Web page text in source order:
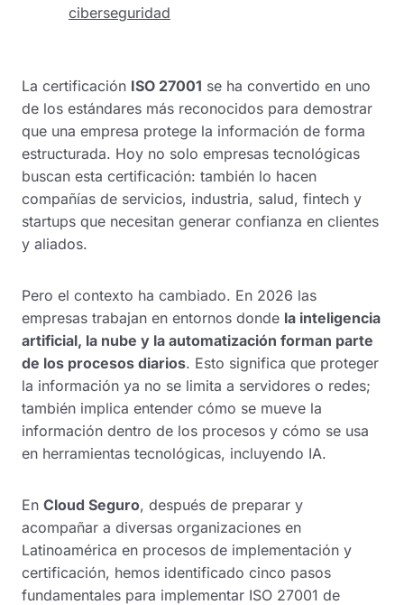
ciberseguridad
La certificación ISO 27001 se ha convertido en uno
de los estándares más reconocidos para demostrar
que una empresa protege la información de forma
estructurada. Hoy no solo empresas tecnológicas
buscan esta certificación: también lo hacen
compañías de servicios, industria, salud, fintech y
startups que necesitan generar confianza en clientes
y aliados.
Pero el contexto ha cambiado. En 2026 las
empresas trabajan en entornos donde la inteligencia
artificial, la nube y la automatización forman parte
de los procesos diarios. Esto significa que proteger
la información ya no se limita a servidores o redes;
también implica entender cómo se mueve la
información dentro de los procesos y cómo se usa
en herramientas tecnológicas, incluyendo IA.
En Cloud Seguro, después de preparar y
acompañar a diversas organizaciones en
Latinoamérica en procesos de implementación y
certificación, hemos identificado cinco pasos
fundamentales para implementar ISO 27001 de